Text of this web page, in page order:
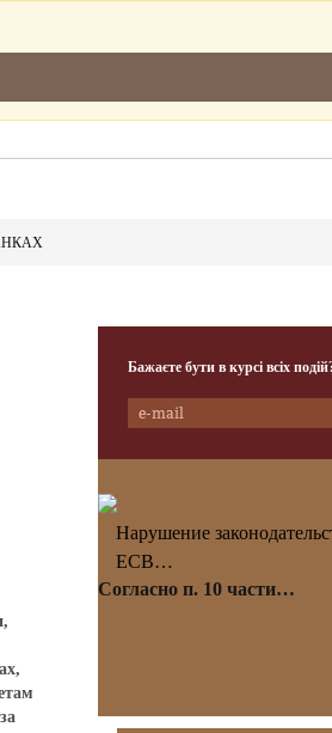
Клієнти Наша Команда
Бажаєте бути в курсі всіх
Нарушение
ЕСВ…
Согласно п. 10 части…